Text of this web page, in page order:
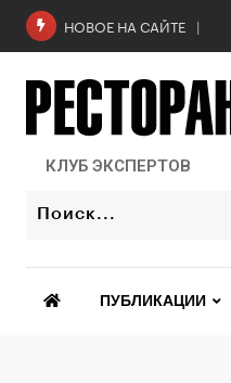
НОВОЕ НА САЙТЕ
КЛУБ ЭКСПЕРТОВ
ПУБЛИКАЦИИ